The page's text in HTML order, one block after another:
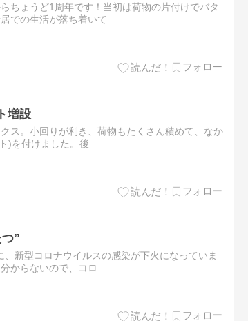
ちょうど1周年です！当初は荷物の片付けでバタ
での生活が落ち着いて
増設
ス。小回りが利き、荷物もたくさん積めて、なか
)を付けました。後
”
新型コロナウイルスの感染が下火になっていま
からないので、コロ